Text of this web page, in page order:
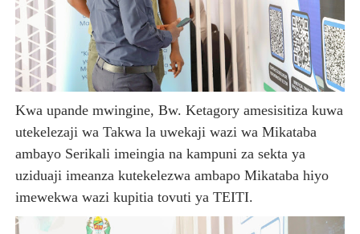
Kwa upande mwingine, Bw. Ketagory amesisitiza kuwa
utekelezaji wa Takwa la uwekaji wazi wa Mikataba
ambayo Serikali imeingia na kampuni za sekta ya
uziduaji imeanza kutekelezwa ambapo Mikataba hiyo
imewekwa wazi kupitia tovuti ya TEITI.